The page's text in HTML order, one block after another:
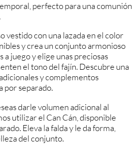
perfecto para una comunión
vestido con una lazada en el color
y crea un conjunto armonioso
a juego y elige unas preciosas
el tono del fajín. Descubre una
y complementos
por separado.
darle volumen adicional al
utilizar el Can Cán, disponible
Eleva la falda y le da forma,
del conjunto.